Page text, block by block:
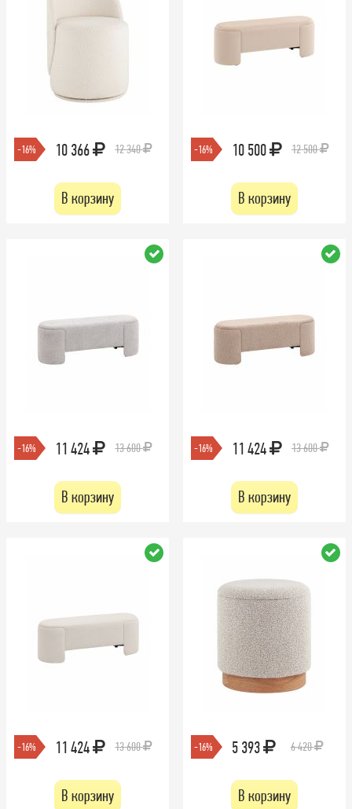
-16% 10 366 12 340
В корзину
-16% 10 500 12 500
В корзину
-16% 11 424 13 600
В корзину
-16% 11 424 13 600
В корзину
-16% 11 424 13 600
В корзину
-16% 5 393 6 420
В корзину